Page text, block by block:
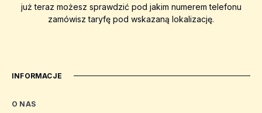
już teraz możesz sprawdzić pod jakim numerem telefonu
zamówisz taryfę pod wskazaną lokalizację.
INFORMACJE
O NAS